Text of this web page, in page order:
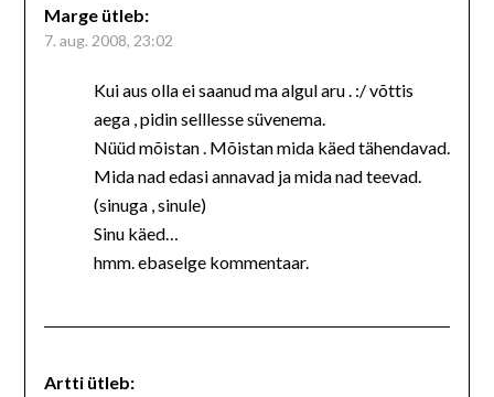
Marge ütleb:
7. aug. 2008, 23:02
Kui aus olla ei saanud ma algul aru . :/ võttis
aega , pidin selllesse süvenema.
Nüüd mõistan . Mõistan mida käed tähendavad.
Mida nad edasi annavad ja mida nad teevad.
(sinuga , sinule)
Sinu käed…
hmm. ebaselge kommentaar.
Artti ütleb: